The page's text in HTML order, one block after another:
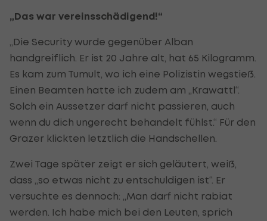
„Das war vereinsschädigend!“
„Die Security wurde gegenüber Alban
handgreiflich. Er ist 20 Jahre alt, hat 65 Kilogramm.
Es kam zum Tumult, wo ich eine Polizistin wegstieß.
Einen Beamten hatte ich zudem am „Krawattl“.
Solch ein Aussetzer darf nicht passieren, auch
wenn du dich ungerecht behandelt fühlst.“ Für den
Grazer klickten letztlich die Handschellen.
Zwei Tage später zeigt er sich geläutert, weiß,
dass „so etwas nicht zu entschuldigen ist“. Er
versuchte es dennoch: „Man darf nicht rabiat
werden. Ich habe mich bei den Leuten, sprich